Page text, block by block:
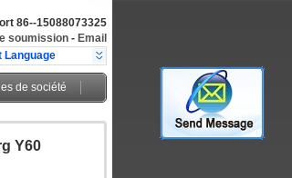
86--15088073325
soumission - Email
Language
de société
Y60